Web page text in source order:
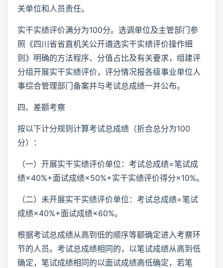
关单位和人员责任。
实干实绩评价满分为100分。选调单位及主管部门参
照《四川省省直机关公开遴选实干实绩评价操作细
则》明确的方法程序、分值占比及有关要求，组建评
分组开展实干实绩评价，评分情况报各级事业单位人
事综合管理部门备案并与考试总成绩一并公布。
四、差额考察
按以下计分规则计算考试总成绩（折合总分为100
分）：
（一）开展实干实绩评价单位：考试总成绩=笔试成
绩×40%+面试成绩×50%+实干实绩评价得分×10%。
（二）未开展实干实绩评价单位：考试总成绩=笔试
成绩×40%+面试成绩×60%。
根据考试总成绩从高到低的顺序等额确定进入考察环
节的人员。考试总成绩相同的，以笔试成绩从高到低
确定，笔试成绩相同的以面试成绩高低确定，若笔